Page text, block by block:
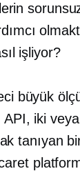
işliyor?
büyük
iki
tanıyan